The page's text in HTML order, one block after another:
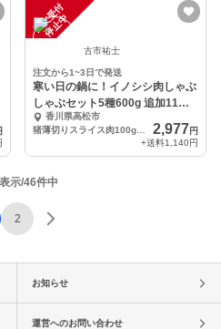
注
文
受
付
停
止
中
古市祐士
注文から1~3日で発送
寒い日の鍋に！イノシシ肉しゃぶ
しゃぶセット5種600g 追加11／
29の日
香川県高松市
猪薄切りスライス肉100gを6パック、合計600g
2,977円
+送料1,140円
示/46件中
2
お知らせ
運営へのお問い合わせ